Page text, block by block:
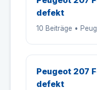
defekt
10 Beiträge •
Peugeot 207
defekt